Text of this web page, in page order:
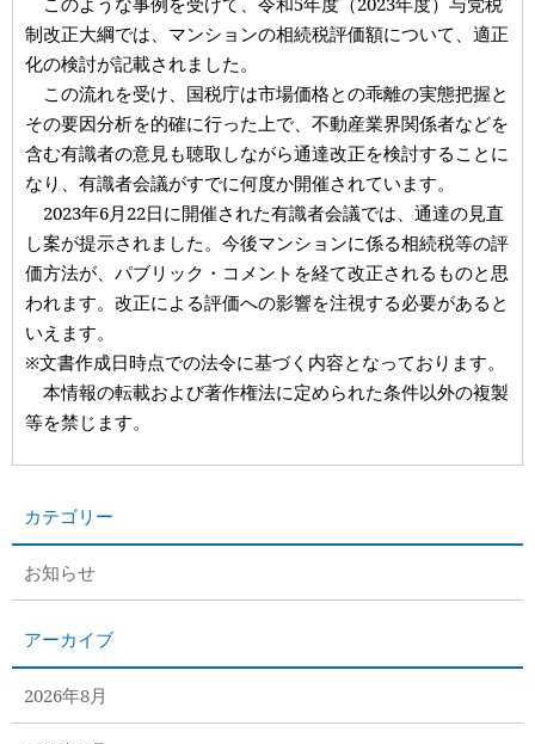
制改正大綱では、マンションの相続税評価額について、適正
化の検討が記載されました。
この流れを受け、国税庁は市場価格との乖離の実態把握と
その要因分析を的確に行った上で、不動産業界関係者などを
含む有識者の意見も聴取しながら通達改正を検討することに
なり、有識者会議がすでに何度か開催されています。
2023年6月22日に開催された有識者会議では、通達の見直
し案が提示されました。今後マンションに係る相続税等の評
価方法が、パブリック・コメントを経て改正されるものと思
われます。改正による評価への影響を注視する必要があると
いえます。
※文書作成日時点での法令に基づく内容となっております。
本情報の転載および著作権法に定められた条件以外の複製
等を禁じます。
カテゴリー
お知らせ
アーカイブ
2026年8月